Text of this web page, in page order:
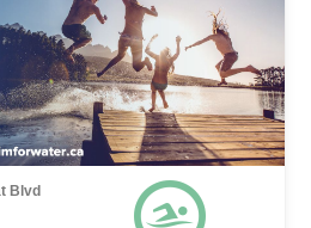
Blvd